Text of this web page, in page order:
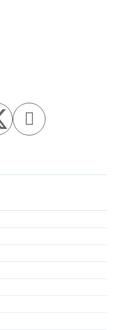
